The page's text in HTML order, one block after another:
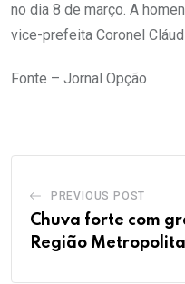
no dia 8 de março. A
vice-prefeita Coronel
Fonte – Jornal Opção
PREVIOUS POST
Chuva forte com
Região